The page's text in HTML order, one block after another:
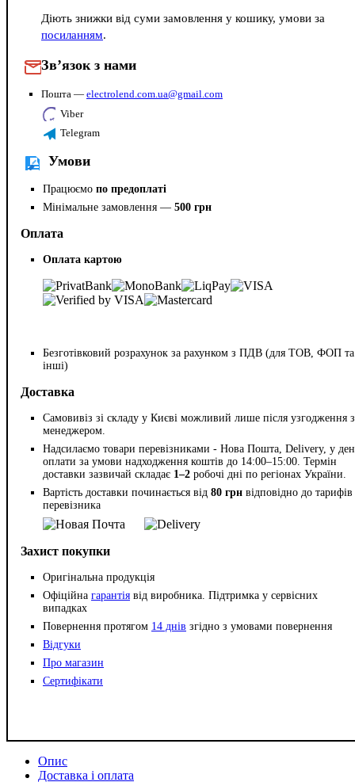
Діють знижки від суми замовлення у кошику, умови за
посиланням.
Зв’язок з нами
Пошта — electrolend.com.ua@gmail.com
Viber
Telegram
Умови
Працюємо по предоплаті
Мінімальне замовлення — 500 грн
Оплата
Оплата картою
Безготівковий розрахунок за рахунком з ПДВ (для ТОВ, ФОП та
інші)
Доставка
Самовивіз зі складу у Києві можливий лише після узгодження з
менеджером.
Надсилаємо товари перевізниками - Нова Пошта, Delivery, у
оплати за умови надходження коштів до 14:00–15:00. Термін
доставки зазвичай складає 1–2 робочі дні по регіонах України.
Вартість доставки починається від 80 грн відповідно до тарифів
перевізника
Захист покупки
Оригінальна продукція
Офіційна гарантія від виробника. Підтримка у сервісних
випадках
Повернення протягом 14 днів згідно з умовами повернення
Відгуки
Про магазин
Сертифікати
Опис
Доставка і оплата